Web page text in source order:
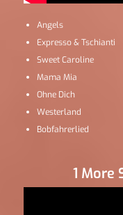
Angels
Expresso & Tschianti
Sweet Caroline
Mama Mia
Ohne Dich
Westerland
Bobfahrerlied
1 More